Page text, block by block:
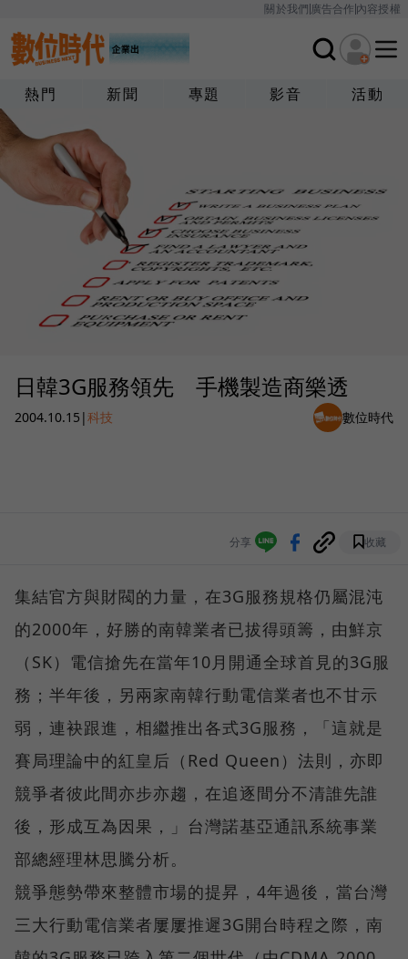
關於我們廣告合作內容授權
熱門 新聞 專題 影音 活動
日韓3G服務領先 手機製造商樂透
2004.10.15 |科技 數位時代
分享 收藏
集結官方與財閥的力量，在3G服務規格仍屬混沌
的2000年，好勝的南韓業者已拔得頭籌，由鮮京
（SK）電信搶先在當年10月開通全球首見的3G服
務；半年後，另兩家南韓行動電信業者也不甘示
弱，連袂跟進，相繼推出各式3G服務，「這就是
賽局理論中的紅皇后（Red Queen）法則，亦即
競爭者彼此間亦步亦趨，在追逐間分不清誰先誰
後，形成互為因果，」台灣諾基亞通訊系統事業
部總經理林思騰分析。
競爭態勢帶來整體市場的提昇，4年過後，當台灣
三大行動電信業者屢屢推遲3G開台時程之際，南